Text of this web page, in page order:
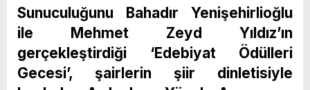
Sunuculuğunu Bahadır Yenişehirlioğlu
ile Mehmet Zeyd Yıldız’ın
gerçekleştirdiği ‘Edebiyat Ödülleri
Gecesi’, şairlerin şiir dinletisiyle